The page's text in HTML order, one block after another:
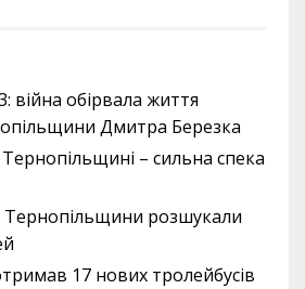
війна обірвала життя
Дмитра Березка
– сильна спека
Тернопільщини розшукали
17 нових тролейбусів